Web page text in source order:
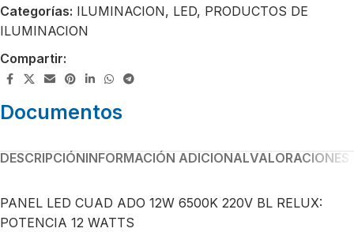
Categorías: ILUMINACION, LED, PRODUCTOS DE
ILUMINACION
Compartir:
Documentos
DESCRIPCIÓNINFORMACIÓN ADICIONAL
PANEL LED CUAD ADO 12W 6500K 220V BL RELUX:
POTENCIA 12 WATTS